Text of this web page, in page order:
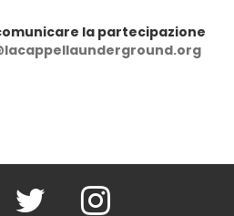
la partecipazione
Twitter Instagram